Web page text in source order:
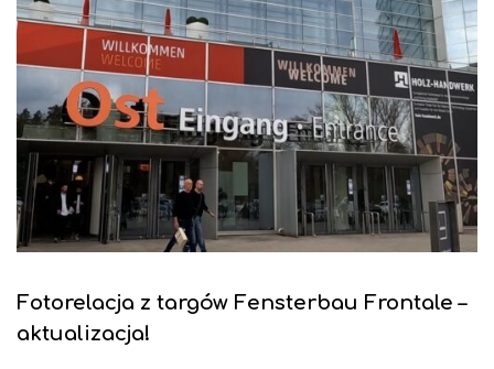
Fotorelacja z targów Fensterbau Frontale –
aktualizacja!